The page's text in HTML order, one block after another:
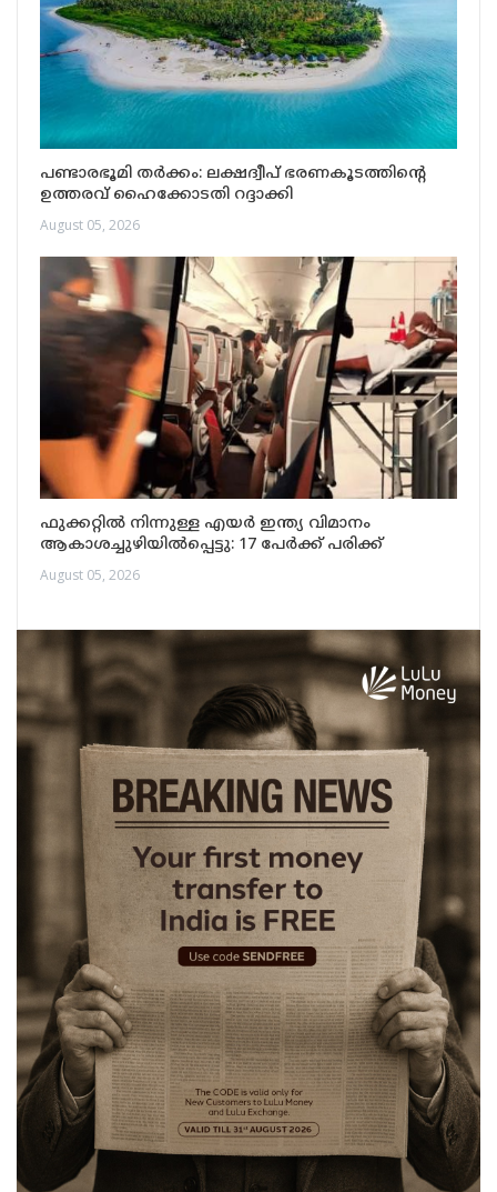
പണ്ടാരഭൂമി തർക്കം: ലക്ഷദ്വീപ് ഭരണകൂടത്തിന്റെ
ഉത്തരവ് ഹൈക്കോടതി റദ്ദാക്കി
August 05, 2026
ഫുക്കറ്റിൽ നിന്നുള്ള എയർ ഇന്ത്യ വിമാനം
ആകാശച്ചുഴിയിൽപ്പെട്ടു: 17 പേർക്ക് പരിക്ക്
August 05, 2026